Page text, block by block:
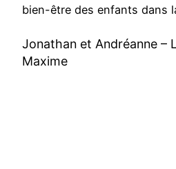
bien-être des enfants dans
Jonathan et Andréanne –
Maxime